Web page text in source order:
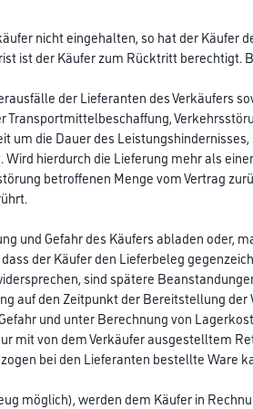
nicht eingehalten, so hat der Käufer
ist der Käufer zum Rücktritt berechtigt.
der Lieferanten des Verkäufers
um die Dauer des
hierdurch die Lieferung mehr als
betroffenen Menge vom Vertrag
und Gefahr des Käufers abladen oder,
der Käufer den Lieferbeleg
sind spätere
auf den Zeitpunkt der Bereitstellung
und unter Berechnung von
mit von dem Verkäufer ausgestelltem
bei den Lieferanten bestellte Ware
möglich), werden dem Käufer in